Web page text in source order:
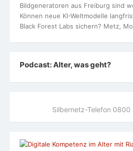
Bildgeneratoren aus Freiburg sind
Können neue KI-Weltmodelle
Black Forest Labs sichern? Metz,
Podcast: Alter, was geht?
Silbernetz-Telefon